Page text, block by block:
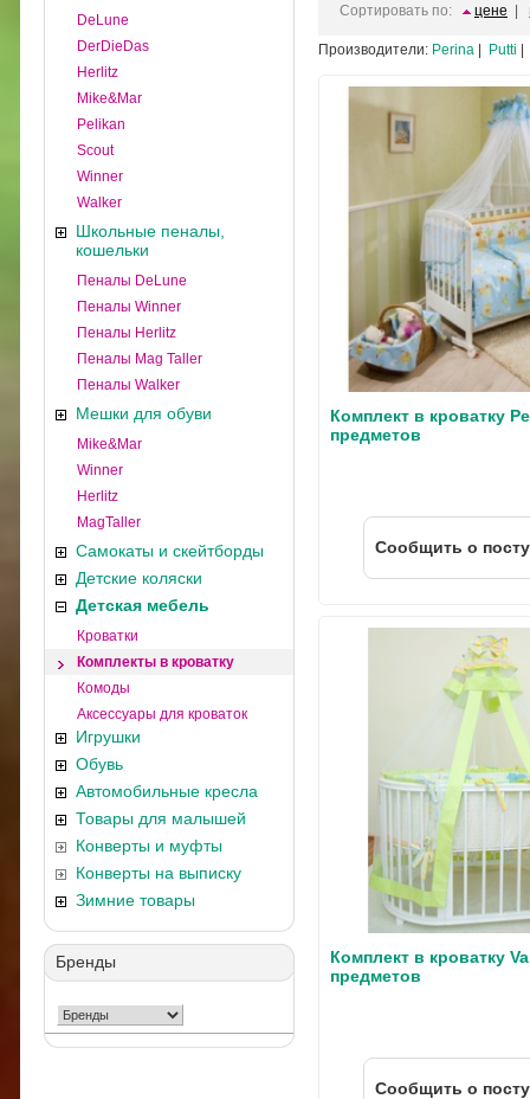
DeLune
DerDieDas
Herlitz
Mike&Mar
Pelikan
Scout
Winner
Walker
Школьные пеналы,
кошельки
Пеналы DeLune
Пеналы Winner
Пеналы Herlitz
Пеналы Mag Taller
Пеналы Walker
Мешки для обуви
Mike&Mar
Winner
Herlitz
MagTaller
Самокаты и скейтборды
Детские коляски
Детская мебель
Кроватки
Комплекты в кроватку
Комоды
Аксессуары для кроваток
Игрушки
Обувь
Автомобильные кресла
Товары для малышей
Конверты и муфты
Конверты на выписку
Зимние товары
Бренды
Сортировать по: цене
Производители: Perina Putti
Комплект в кроватку
предметов
Cообщить о
Комплект в кроватку
предметов
Cообщить о